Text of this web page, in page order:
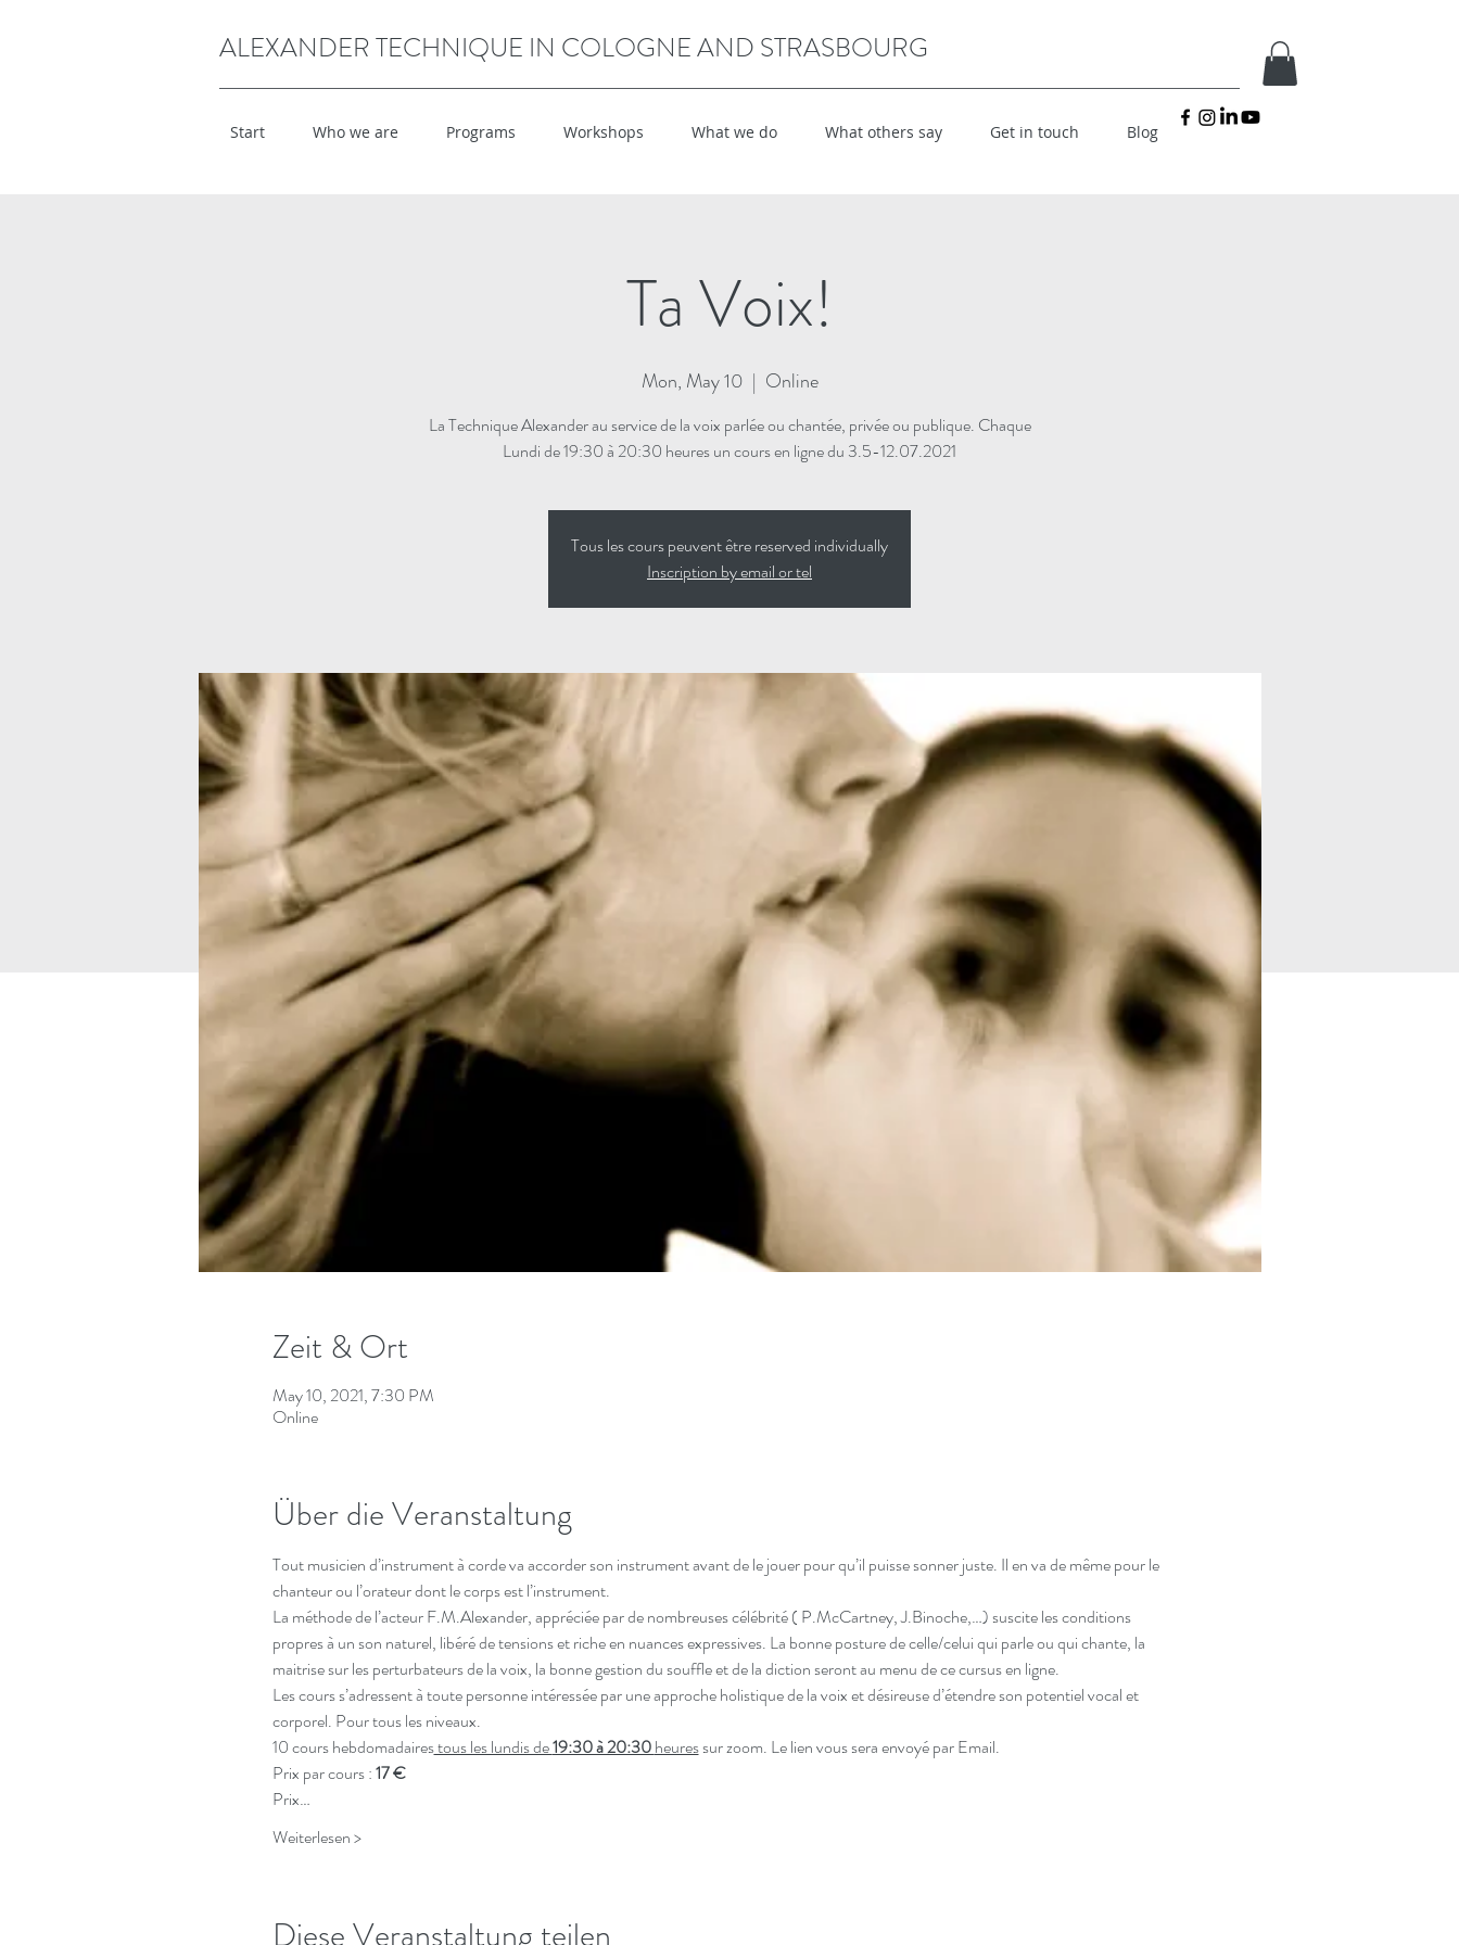
ALEXANDER TECHNIQUE IN COLOGNE AND STRASBOURG
Start Who we are Programs Workshops What we do What others say Get in touch Blog
Ta Voix!
Mon, May 10
  |
Online
La Technique Alexander au service de la voix parlée ou chantée, privée ou publique. Chaque
Tous les cours peuvent être reserved individually
Inscription by email or tel
Zeit & Ort
May 10, 2021, 7:30 PM
Online
Über die Veranstaltung
Tout musicien d’instrument à corde va accorder son instrument avant de le jouer pour qu’il puisse sonner juste. Il en va de même pour le
chanteur ou l’orateur dont le corps est l’instrument.
La méthode de l’acteur F.M.Alexander, appréciée par de nombreuses célébrité ( P.McCartney, J.Binoche,…) suscite les conditions
propres à un son naturel, libéré de tensions et riche en nuances expressives. La bonne posture de celle/celui qui parle ou qui chante, la
maitrise sur les perturbateurs de la voix, la bonne gestion du souffle et de la diction seront au menu de ce cursus en ligne.
Les cours s’adressent à toute personne intéressée par une approche holistique de la voix et désireuse d’étendre son potentiel vocal et
corporel. Pour tous les niveaux.
10 cours hebdomadaires tous les lundis de 19:30 à 20:30 heures sur zoom. Le lien vous sera envoyé par Email.
Prix par cours : 17 €
Prix…
Weiterlesen >
Diese Veranstaltung teilen